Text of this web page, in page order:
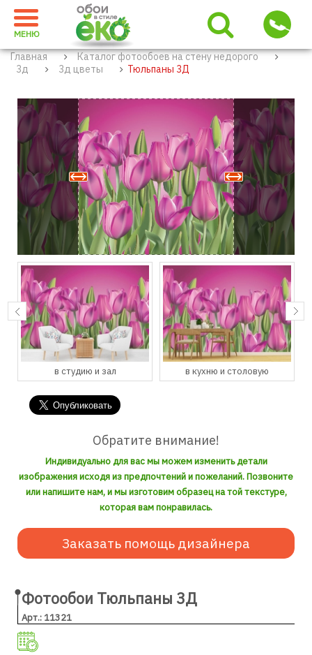
МЕНЮ
Главная
Каталог фотообоев на стену недорого
3д
3д цветы Тюльпаны 3Д
в студию и зал в кухню и столовую
Обратите внимание!
Индивидуально для вас мы можем изменить детали
изображения исходя из предпочтений и пожеланий. Позвоните
или напишите нам, и мы изготовим образец на той текстуре,
которая вам понравилась.
Заказать помощь дизайнера
Фотообои Тюльпаны 3Д
Арт.: 11321